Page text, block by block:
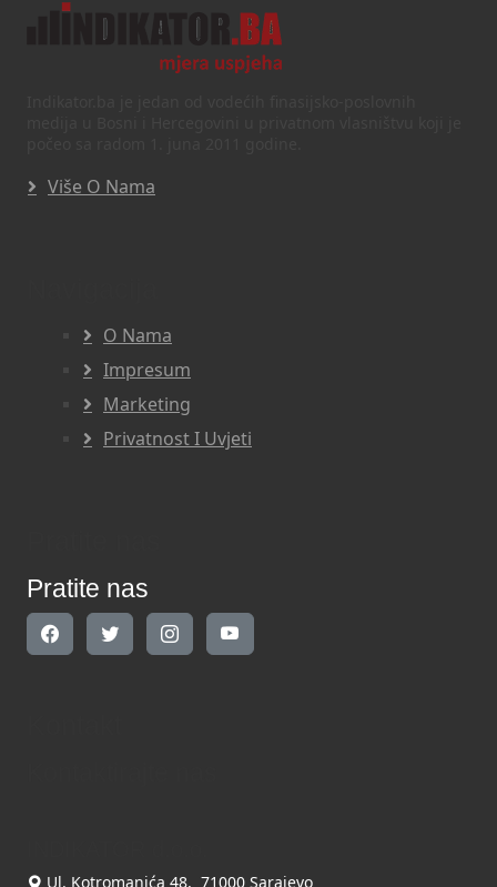
Više O Nama
O Nama
Impresum
Marketing
Privatnost I Uvjeti
Pratite nas
Ul. Kotromanića 48, 71000 Sarajevo